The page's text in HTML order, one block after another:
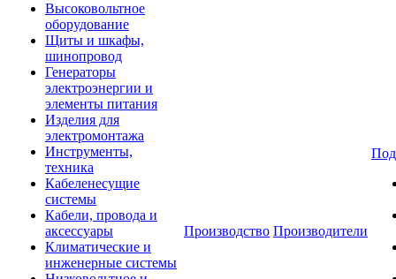
Высоковольтное
оборудование
Щиты и шкафы,
шинопровод
Генераторы
электроэнергии и
элементы питания
Изделия для
электромонтажа
Инструменты,
техника
Кабеленесущие
системы
Кабели, провода и
аксессуары
Климатические и
инженерные системы
Производство Производители